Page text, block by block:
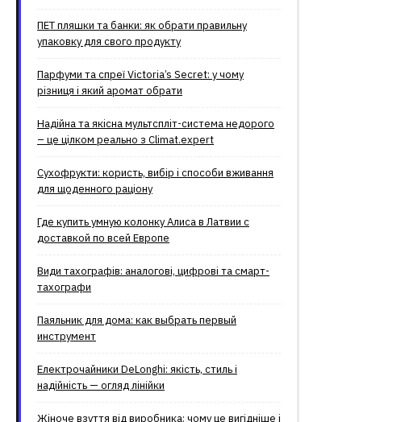
ПЕТ пляшки та банки: як обрати правильну
упаковку для свого продукту
Парфуми та спреї Victoria’s Secret: у чому
різниця і який аромат обрати
Надійна та якісна мультспліт-система недорого
– це цілком реально з Climat.еxpert
Сухофрукти: користь, вибір і способи вживання
для щоденного раціону
Где купить умную колонку Алиса в Латвии с
доставкой по всей Европе
Види тахографів: аналогові, цифрові та смарт-
тахографи
Паяльник для дома: как выбрать первый
инструмент
Електрочайники DeLonghi: якість, стиль і
надійність — огляд лінійки
Жіноче взуття від виробника: чому це вигідніше і